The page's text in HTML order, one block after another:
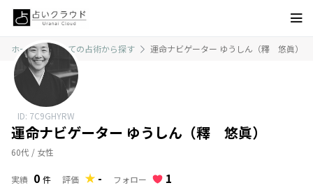
ホーム すべての占術から探す 運命ナビゲーター ゆうしん（釋 悠眞）
ID: 7C9GHYRW
運命ナビゲーター ゆうしん（釋 悠眞）
60代 / 女性
実績 0 件 評価 - フォロー 1